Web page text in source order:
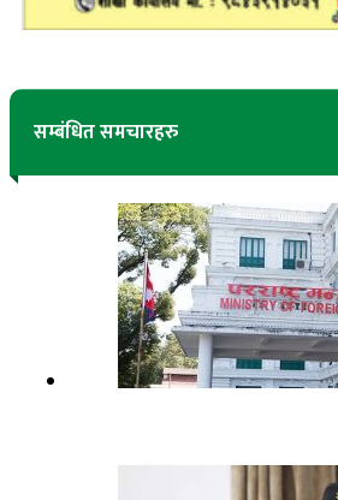
सम्बंधित समचारहरु